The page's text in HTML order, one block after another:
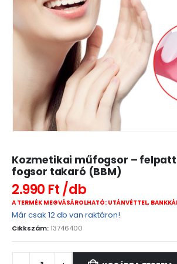
Kozmetikai műfogsor –
fogsor takaró (BBM)
2.990 Ft
A TERMÉK MEGVÁSÁROLHATÓ: UTÁNVÉTTEL,
Már csak 12 db van raktáron!
Cikkszám: 13746400